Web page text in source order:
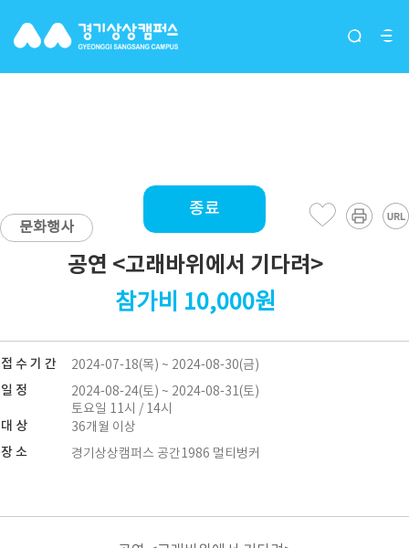
프로그램
종료
문화행사
공연 <고래바위에서 기다려>
참가비 10,000원
접 수 기 간 2024-07-18(목) ~ 2024-08-30(금)
일 정
2024-08-24(토) ~ 2024-08-31(토)
토요일 11시 / 14시
대 상 36개월 이상
장 소 경기상상캠퍼스 공간1986 멀티벙커